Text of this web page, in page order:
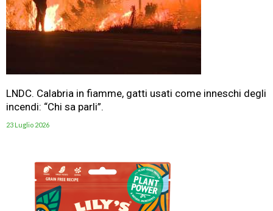
LNDC. Calabria in fiamme, gatti usati come inneschi degli
incendi: “Chi sa parli”.
23 Luglio 2026